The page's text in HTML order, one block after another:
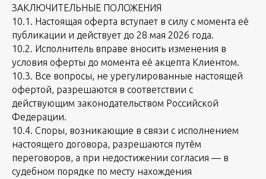
ЗАКЛЮЧИТЕЛЬНЫЕ ПОЛОЖЕНИЯ
10.1. Настоящая оферта вступает в силу с момента её
публикации и действует до 28 мая 2026 года.
10.2. Исполнитель вправе вносить изменения в
условия оферты до момента её акцепта Клиентом.
10.3. Все вопросы, не урегулированные настоящей
офертой, разрешаются в соответствии с
действующим законодательством Российской
Федерации.
10.4. Споры, возникающие в связи с исполнением
настоящего договора, разрешаются путём
переговоров, а при недостижении согласия — в
судебном порядке по месту нахождения